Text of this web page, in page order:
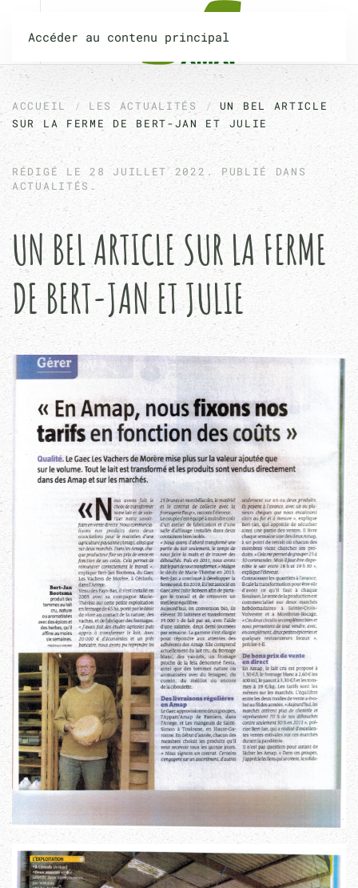
Accéder au contenu principal
ACCUEIL LES ACTUALITÉS
UN BEL ARTICLE
SUR LA FERME DE BERT-JAN ET JULIE
RÉDIGÉ LE 28 JUILLET 2022 . PUBLIÉ DANS
ACTUALITÉS.
UN BEL ARTICLE SUR LA FERME
DE BERT-JAN ET JULIE